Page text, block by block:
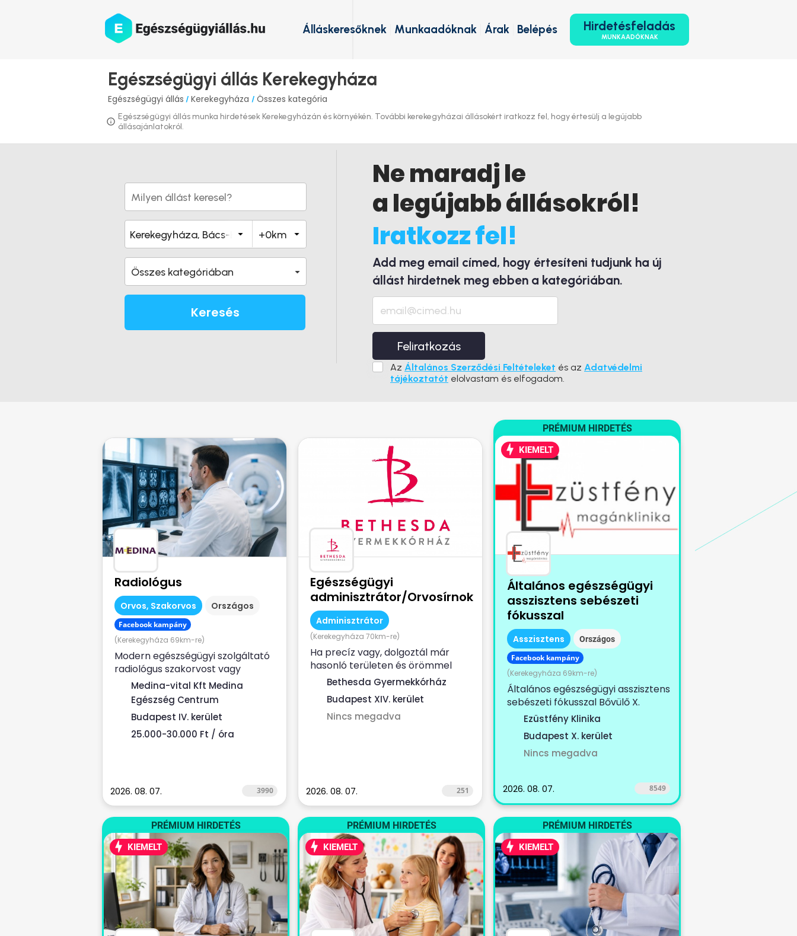
Hirdetésfeladás
MUNKAADÓKNAK
Belépés
Árak
Munkaadóknak
Álláskeresőknek
Egészségügyi állás Kerekegyháza
Egészségügyi állás / Kerekegyháza / Összes kategória
Egészségügyi állás munka hirdetések Kerekegyházán és környékén. További kerekegyházai állásokért iratkozz fel, hogy értesülj a legújabb
állásajánlatokról.
Összes kategóriában
Keresés
Ne maradj le
a legújabb állásokról!
Iratkozz fel!
Add meg email címed, hogy értesíteni tudjunk ha új
állást hirdetnek meg ebben a kategóriában.
Feliratkozás
Az Általános Szerződési Feltételeket és az Adatvédelmi
tájékoztatót elolvastam és elfogadom.
Radiológus
Orvos, Szakorvos Országos
Facebook kampány
(Kerekegyháza 69km-re)
Modern egészségügyi szolgáltató
radiológus szakorvost vagy
rezidenset (liscenec vizsga után)
keres Rendelési...
Medina-vital Kft Medina
Egészség Centrum
Budapest IV. kerület
25.000-30.000 Ft / óra
2026. 08. 07. 3990
Egészségügyi
adminisztrátor/Orvosírnok
Adminisztrátor
(Kerekegyháza 70km-re)
Ha precíz vagy, dolgoztál már
hasonló területen és örömmel
járulnál hozzá mindennapi
Bethesda Gyermekkórház
Budapest XIV. kerület
Nincs megadva
2026. 08. 07. 251
PRÉMIUM HIRDETÉS
KIEMELT
Általános egészségügyi
asszisztens sebészeti
fókusszal
Asszisztens Országos
Facebook kampány
(Kerekegyháza 69km-re)
Általános egészségügyi asszisztens
sebészeti fókusszal Bővülő X.
kerületi magánklinikánkra
Ezüstfény Klinika
Budapest X. kerület
Nincs megadva
2026. 08. 07. 8549
PRÉMIUM HIRDETÉS
KIEMELT
PRÉMIUM HIRDETÉS
KIEMELT
PRÉMIUM HIRDETÉS
KIEMELT